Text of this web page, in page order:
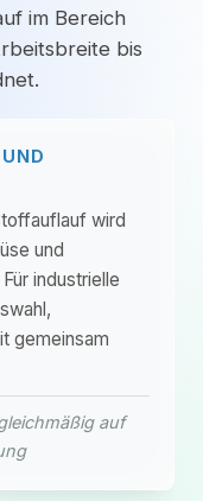
im Bereich
bis
wird
und
industrielle
gemeinsam
auf